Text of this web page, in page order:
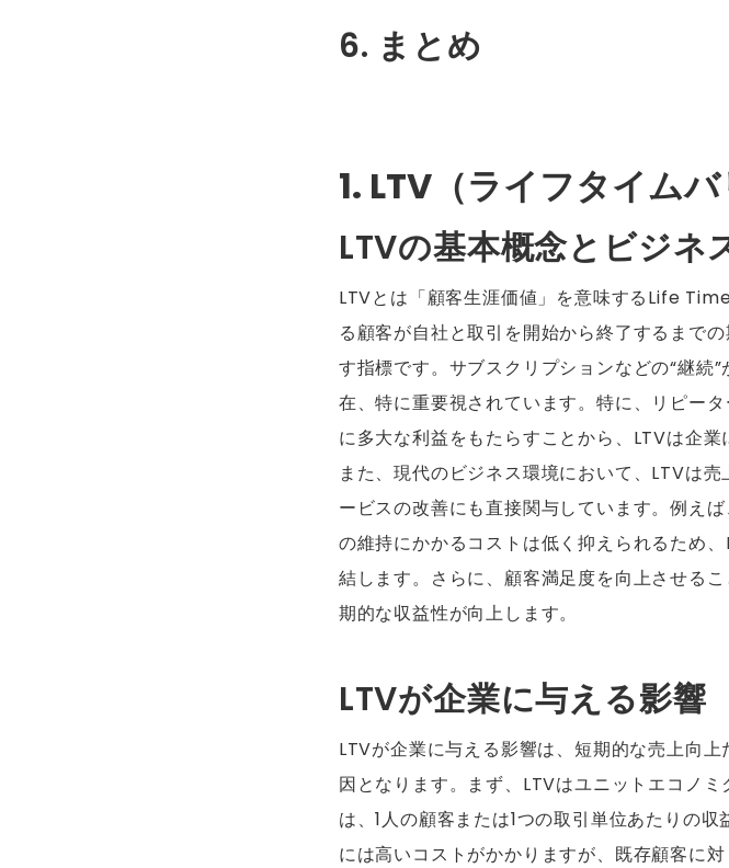
6. まとめ
1. LTV（ライフタイム
LTVの基本概念とビジネ
LTVとは「顧客生涯価値」を意味するLife
る顧客が自社と取引を開始から終了するまで
す指標です。サブスクリプションなどの“継続
在、特に重要視されています。特に、リピー
に多大な利益をもたらすことから、LTVは企業
また、現代のビジネス環境において、LTVは
ービスの改善にも直接関与しています。例え
の維持にかかるコストは低く抑えられるため
結します。さらに、顧客満足度を向上させる
期的な収益性が向上します。
LTVが企業に与える影響
LTVが企業に与える影響は、短期的な売上向
因となります。まず、LTVはユニットエコノ
は、1人の顧客または1つの取引単位あたりの
には高いコストがかかりますが、既存顧客に